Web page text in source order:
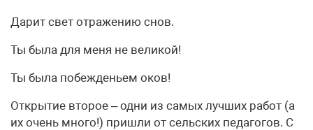
Дарит свет отражению снов.
Ты была для меня не великой!
Ты была побежденьем оков!
Открытие второе – одни из самых лучших работ (а
их очень много!) пришли от сельских педагогов. С